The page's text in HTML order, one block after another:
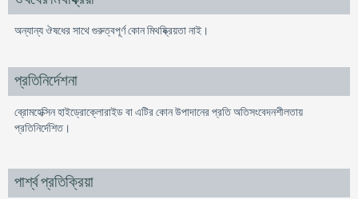
অন্যান্য ঔষধের সাথে গুরুত্বপূর্ণ কোন মিথষ্ক্রিয়তা নাই।
প্রতিনির্দেশনা
ব্রোমহেক্সিন হাইড্রোক্লোরাইড বা এটির কোন উপাদানের প্রতি অতিসংবেদনশীলতায়
প্রতিনির্দেশিত।
পার্শ্ব প্রতিক্রিয়া